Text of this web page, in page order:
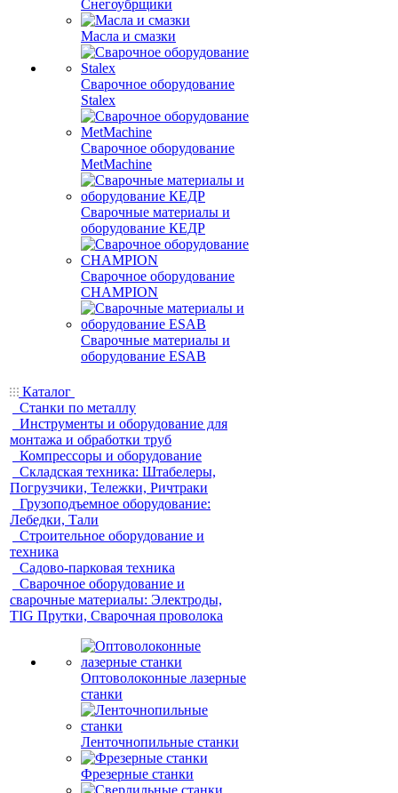
Снегоубрщики
Масла и смазки
Сварочное оборудование
Stalex
Сварочное оборудование
MetMachine
Сварочные материалы и
оборудование КЕДР
Сварочное оборудование
CHAMPION
Сварочные материалы и
оборудование ESAB
Каталог
Станки по металлу
Инструменты и оборудование для
монтажа и обработки труб
Компрессоры и оборудование
Складская техника: Штабелеры,
Погрузчики, Тележки, Ричтраки
Грузоподъемное оборудование:
Лебедки, Тали
Строительное оборудование и
техника
Садово-парковая техника
Сварочное оборудование и
сварочные материалы: Электроды,
TIG Прутки, Сварочная проволока
Оптоволоконные лазерные
станки
Ленточнопильные станки
Фрезерные станки